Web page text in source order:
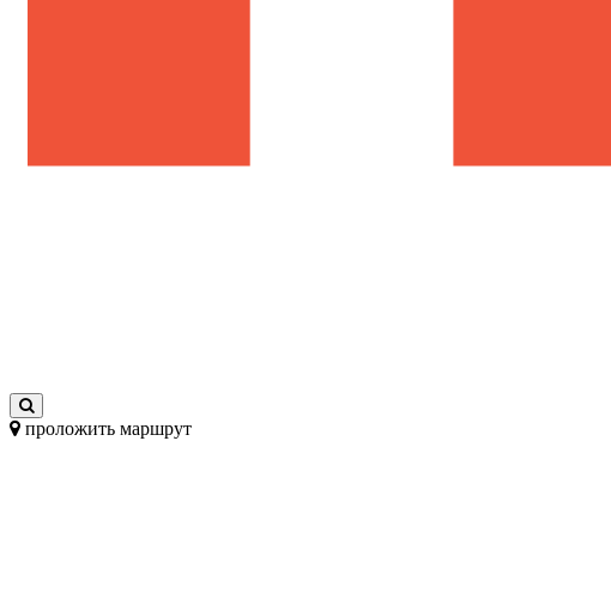
проложить маршрут